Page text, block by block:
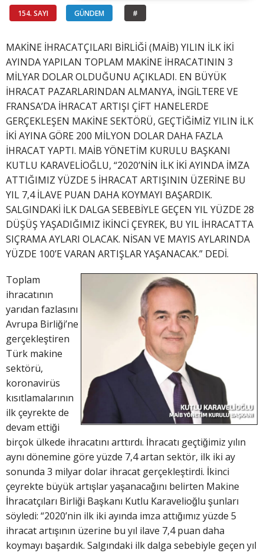
154. SAYI GÜNDEM #
MAKİNE İHRACATÇILARI BİRLİĞİ (MAİB) YILIN İLK İKİ
AYINDA YAPILAN TOPLAM MAKİNE İHRACATININ 3
MİLYAR DOLAR OLDUĞUNU AÇIKLADI. EN BÜYÜK
İHRACAT PAZARLARINDAN ALMANYA, İNGİLTERE VE
FRANSA’DA İHRACAT ARTIŞI ÇİFT HANELERDE
GERÇEKLEŞEN MAKİNE SEKTÖRÜ, GEÇTİĞİMİZ YILIN İLK
İKİ AYINA GÖRE 200 MİLYON DOLAR DAHA FAZLA
İHRACAT YAPTI. MAİB YÖNETİM KURULU BAŞKANI
KUTLU KARAVELİOĞLU, “2020’NİN İLK İKİ AYINDA İMZA
ATTIĞIMIZ YÜZDE 5 İHRACAT ARTIŞININ ÜZERİNE BU
YIL 7,4 İLAVE PUAN DAHA KOYMAYI BAŞARDIK.
SALGINDAKİ İLK DALGA SEBEBİYLE GEÇEN YIL YÜZDE 28
DÜŞÜŞ YAŞADIĞIMIZ İKİNCİ ÇEYREK, BU YIL İHRACATTA
SIÇRAMA AYLARI OLACAK. NİSAN VE MAYIS AYLARINDA
YÜZDE 100’E VARAN ARTIŞLAR YAŞANACAK.” DEDİ.
Toplam
ihracatının
yarıdan fazlasını
Avrupa Birliği’ne
gerçekleştiren
Türk makine
sektörü,
koronavirüs
kısıtlamalarının
ilk çeyrekte de
devam ettiği
birçok ülkede ihracatını arttırdı. İhracatı geçtiğimiz yılın
aynı dönemine göre yüzde 7,4 artan sektör, ilk iki ay
sonunda 3 milyar dolar ihracat gerçekleştirdi. İkinci
çeyrekte büyük artışlar yaşanacağını belirten Makine
İhracatçıları Birliği Başkanı Kutlu Karavelioğlu şunları
söyledi: “2020’nin ilk iki ayında imza attığımız yüzde 5
ihracat artışının üzerine bu yıl ilave 7,4 puan daha
koymayı başardık. Salgındaki ilk dalga sebebiyle geçen yıl